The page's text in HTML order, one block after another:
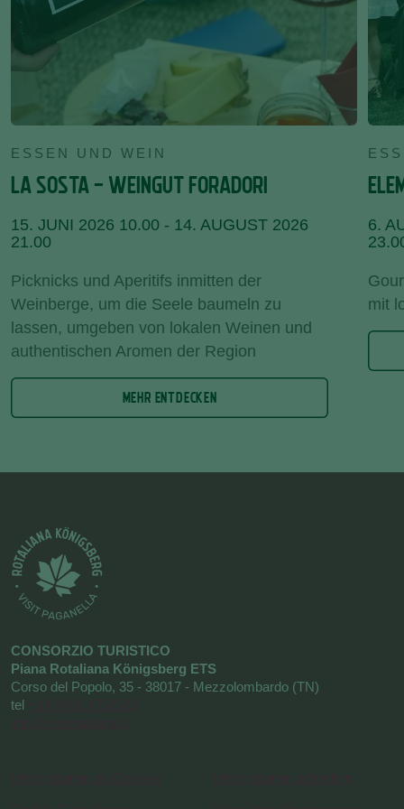
ESSEN UND WEIN
LA SOSTA - WEINGUT FORADORI
15. JUNI 2026 10.00 - 14. AUGUST 2026
21.00
Picknicks und Aperitifs inmitten der
Weinberge, um die Seele baumeln zu
lassen, umgeben von lokalen Weinen und
authentischen Aromen der Region
MEHR ENTDECKEN
6.
mit
CONSORZIO TURISTICO
Piana Rotaliana Königsberg ETS
Corso del Popolo, 35 - 38017 - Mezzolombardo (TN)
tel